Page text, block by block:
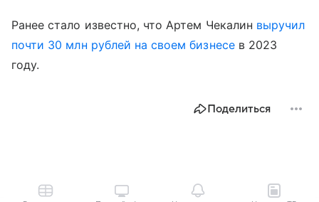
Ранее стало известно, что Артем Чекалин выручил
почти 30 млн рублей на своем бизнесев 2023
году.
Поделиться